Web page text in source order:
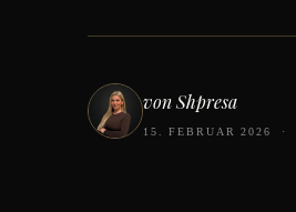
von Shpresa
15. FEBRUAR 2026 ·